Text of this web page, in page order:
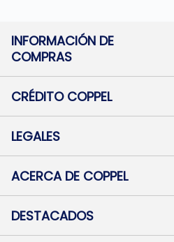
INFORMACIÓN DE
COMPRAS
Términos y condiciones
Botón de arrepentimiento
Mapa de sitio
CRÉDITO COPPEL
Solicitar Crédito
Medios de Pago
Pago Fácil Online
LEGALES
Baja contratos
Defensa al consumidor CABA
ACERCA DE COPPEL
Trabajá con Nosotros
Preguntas Frecuentes
DESTACADOS